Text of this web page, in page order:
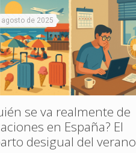
agosto de 2025
se va realmente de
en España? El
desigual del verano